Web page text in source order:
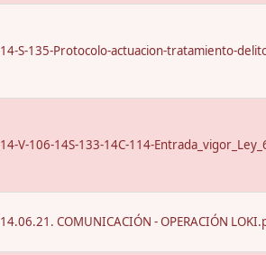
14-S-135-Protocolo-actuacion-tratamiento-
14-V-106-14S-133-14C-114-
14.06.21. COMUNICACIÓN - OPERACIÓN